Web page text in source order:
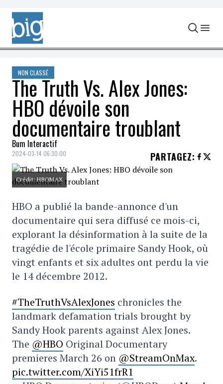
Skip to content
NON CLASSÉ
The Truth Vs. Alex Jones:
HBO dévoile son
documentaire troublant
Bum Interactif
2024-03-14 06:30:00 PARTAGEZ:
Crédit: HBOMAX
HBO a publié la bande-annonce d'un
documentaire qui sera diffusé ce mois-ci,
explorant la désinformation à la suite de la
tragédie de l'école primaire Sandy Hook, où
vingt enfants et six adultes ont perdu la vie
le 14 décembre 2012.
#TheTruthVsAlexJones chronicles the
landmark defamation trials brought by
Sandy Hook parents against Alex Jones.
The @HBO Original Documentary
premieres March 26 on @StreamOnMax.
pic.twitter.com/XiYi51frR1